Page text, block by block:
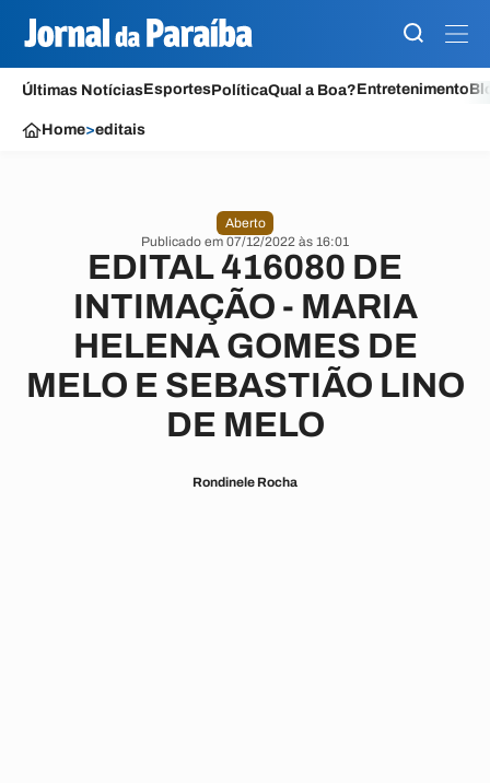
Últimas NotíciasEsportesPolíticaQual a Boa?Entretenimento
Home>editais
Aberto
Publicado em 07/12/2022 às 16:01
EDITAL 416080 DE
INTIMAÇÃO - MARIA
HELENA GOMES DE
MELO E SEBASTIÃO LINO
DE MELO
Rondinele Rocha